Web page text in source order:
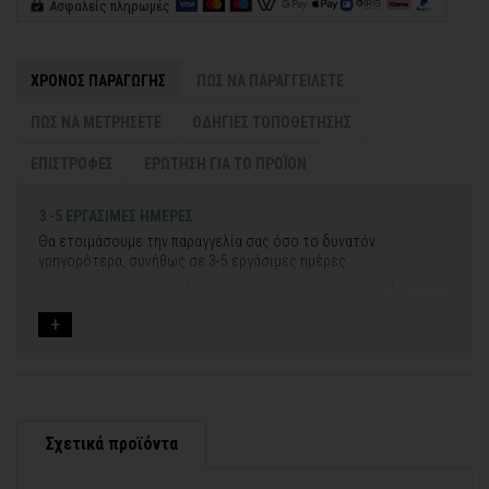
Ασφαλείς πληρωμές
ΧΡΟΝΟΣ ΠΑΡΑΓΩΓΗΣ
3 -5 ΕΡΓΑΣΙΜΕΣ ΗΜΕΡΕΣ
Θα ετοιμάσουμε την παραγγελία σας όσο το δυνατόν
γρηγορότερα, συνήθως σε 3-5 εργάσιμες ημέρες.
Εάν η αποστολή πραγματοποιείται κατά τη διάρκεια μεγάλων
Σχετικά προϊόντα